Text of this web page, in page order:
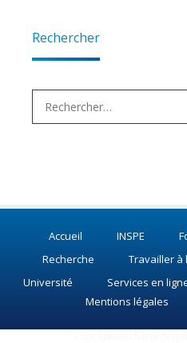
Rechercher
Accueil INSPE
Recherche
Travailler à
Université
Services en
Mentions légales